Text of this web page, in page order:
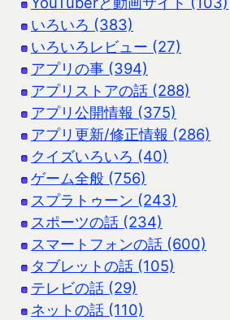
いろいろ (383)
いろいろレビュー (27)
アプリの事 (394)
アプリストアの話 (288)
アプリ公開情報 (375)
アプリ更新/修正情報 (286)
クイズいろいろ (40)
ゲーム全般 (756)
スプラトゥーン (243)
スポーツの話 (234)
スマートフォンの話 (600)
タブレットの話 (105)
テレビの話 (29)
ネットの話 (110)